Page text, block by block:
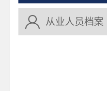
从业人员档案